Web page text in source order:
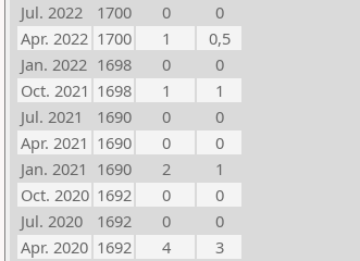
Jul. 2022
1700 0
0
Apr. 2022 1700 1
0,5
Jan. 2022 1698 0
0
Oct. 2021 1698 1
1
Jul. 2021
1690 0
0
Apr. 2021 1690 0
0
Jan. 2021 1690 2
1
Oct. 2020 1692 0
0
Jul. 2020
1692 0
0
Apr. 2020 1692 4
3